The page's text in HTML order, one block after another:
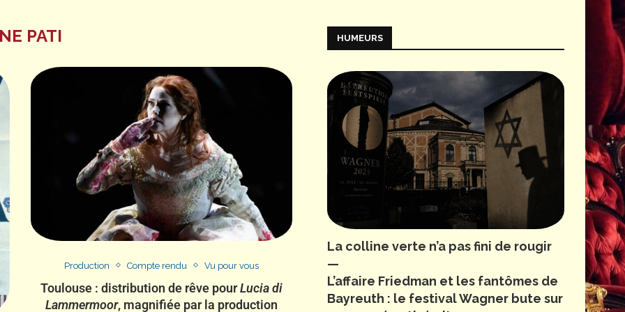
PATI
Production Compte rendu Vu pour vous
Toulouse : distribution de rêve pourLucia di
Lammermoor, magnifiée par la production
HUMEURS
La colline verte n’a pas fini de rougir
—
L’affaire Friedman et les fantômes de
Bayreuth : le festival Wagner bute sur